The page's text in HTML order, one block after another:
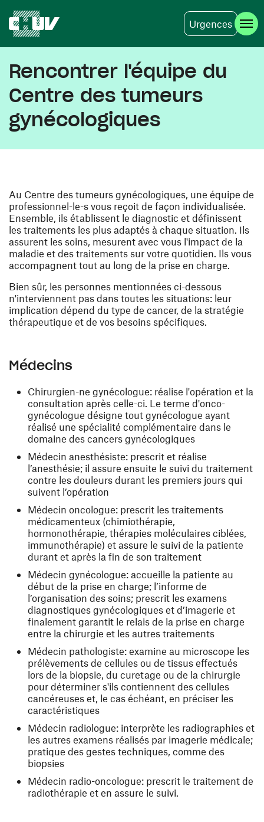
Urgences
Rencontrer l'équipe du
Centre des tumeurs
gynécologiques
Au Centre des tumeurs gynécologiques, une équipe de
professionnel-le-s vous reçoit de façon individualisée.
Ensemble, ils établissent le diagnostic et définissent
les traitements les plus adaptés à chaque situation. Ils
assurent les soins, mesurent avec vous l'impact de la
maladie et des traitements sur votre quotidien. Ils vous
accompagnent tout au long de la prise en charge.
Bien sûr, les personnes mentionnées ci-dessous
n'interviennent pas dans toutes les situations: leur
implication dépend du type de cancer, de la stratégie
thérapeutique et de vos besoins spécifiques.
Médecins
Chirurgien-ne gynécologue: réalise l'opération et la
consultation après celle-ci. Le terme d'onco-
gynécologue désigne tout gynécologue ayant
réalisé une spécialité complémentaire dans le
domaine des cancers gynécologiques
Médecin anesthésiste: prescrit et réalise
l’anesthésie; il assure ensuite le suivi du traitement
contre les douleurs durant les premiers jours qui
suivent l’opération
Médecin oncologue: prescrit les traitements
médicamenteux (chimiothérapie,
hormonothérapie, thérapies moléculaires ciblées,
immunothérapie) et assure le suivi de la patiente
durant et après la fin de son traitement
Médecin gynécologue: accueille la patiente au
début de la prise en charge; l’informe de
l’organisation des soins; prescrit les examens
diagnostiques gynécologiques et d’imagerie et
finalement garantit le relais de la prise en charge
entre la chirurgie et les autres traitements
Médecin pathologiste: examine au microscope les
prélèvements de cellules ou de tissus effectués
lors de la biopsie, du curetage ou de la chirurgie
pour déterminer s'ils contiennent des cellules
cancéreuses et, le cas échéant, en préciser les
caractéristiques
Médecin radiologue: interprète les radiographies et
les autres examens réalisés par imagerie médicale;
pratique des gestes techniques, comme des
biopsies
Médecin radio-oncologue: prescrit le traitement de
radiothérapie et en assure le suivi.